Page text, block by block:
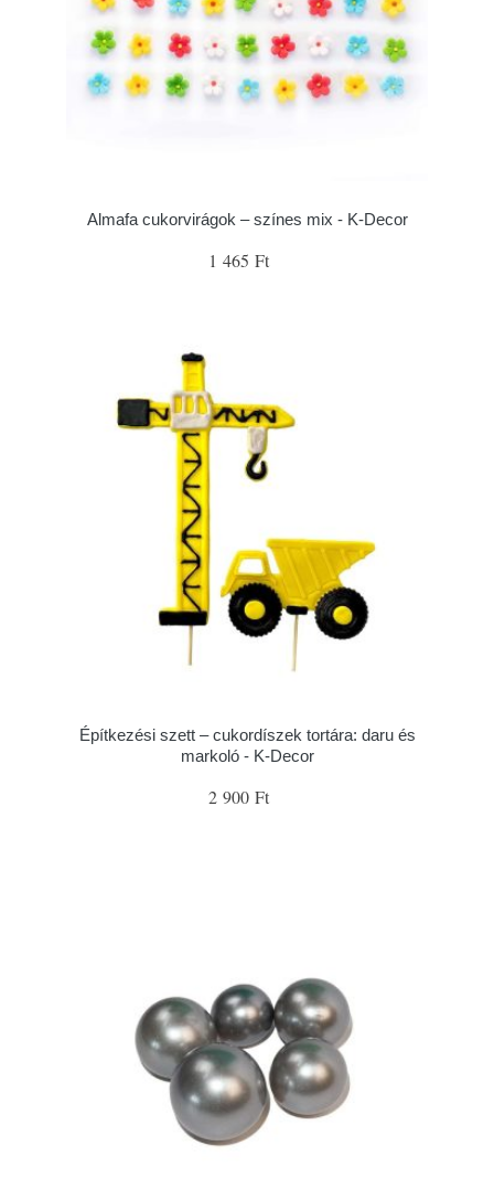
Almafa cukorvirágok – színes mix - K-Decor
1 465 Ft
Építkezési szett – cukordíszek tortára: daru és
markoló - K-Decor
2 900 Ft